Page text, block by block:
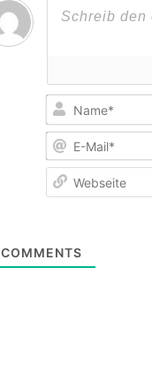
COMMENTS